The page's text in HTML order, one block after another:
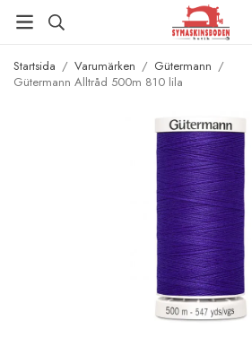
Startsida / Varumärken / Gütermann /
Gütermann Alltråd 500m 810 lila